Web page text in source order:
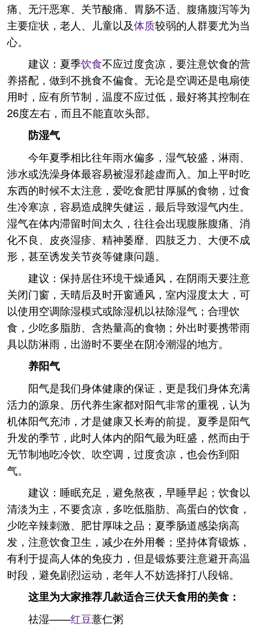
痛、无汗恶寒、关节酸痛、胃肠不适、腹痛腹泻等为
主要症状，老人、儿童以及体质较弱的人群要尤为当
心。
建议：夏季饮食不应过度贪凉，要注意饮食的营
养搭配，做到不挑食不偏食。无论是空调还是电扇使
用时，应有所节制，温度不应过低，最好将其控制在
26度左右，而且不能直吹头部。
防湿气
今年夏季相比往年雨水偏多，湿气较盛，淋雨、
涉水或洗澡身体最容易被湿邪趁虚而入。加上平时吃
东西的时候不太注意，爱吃食肥甘厚腻的食物，过食
生冷寒凉，容易造成脾失健运，最后导致湿气内生。
湿气在体内滞留时间太久，往往会出现腹胀腹痛、消
化不良、皮炎湿疹、精神萎靡、四肢乏力、大便不成
形，甚至诱发关节炎等健康问题。
建议：保持居住环境干燥通风，在阴雨天要注意
关闭门窗，天晴后及时开窗通风，室内湿度太大，可
以使用空调除湿模式或除湿机以祛除湿气；合理饮
食，少吃多脂肪、含热量高的食物；外出时要携带雨
具以防淋雨，出游时不要坐在阴冷潮湿的地方。
养阳气
阳气是我们身体健康的保证，更是我们身体充满
活力的源泉。历代养生家都对阳气非常的重视，认为
机体阳气充沛，才是健康又长寿的前提。夏季是阳气
升发的季节，此时人体内的阳气最为旺盛，然而由于
无节制地吃冷饮、吹空调，过度贪凉，也会伤到阳
气。
建议：睡眠充足，避免熬夜，早睡早起；饮食以
清淡为主，不要贪凉，多吃低脂肪、高蛋白的饮食，
少吃辛辣刺激、肥甘厚味之品；夏季肠道感染病高
发，注意饮食卫生，减少在外用餐；坚持体育锻炼，
有利于提高人体的免疫力，但是锻炼要注意避开高温
时段，避免剧烈运动，老年人不妨选择打八段锦。
这里为大家推荐几款适合三伏天食用的美食：
祛湿——红豆薏仁粥